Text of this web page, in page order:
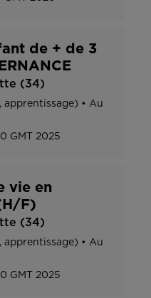
de + de 3
(34)
apprentissage) • Au
GMT 2025
vie en
F)
(34)
apprentissage) • Au
GMT 2025